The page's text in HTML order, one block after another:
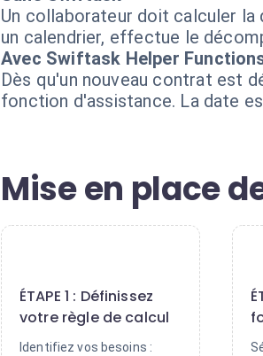
Un collaborateur doit calculer la
un calendrier, effectue le
Avec Swiftask Helper
Dès qu'un nouveau contrat est
fonction d'assistance. La date
Mise en place
ÉTAPE 1 : Définissez
votre règle de calcul
Identifiez vos besoins :